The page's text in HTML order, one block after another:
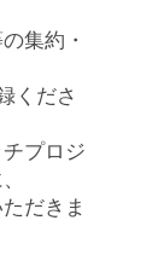
集約・
くださ
プロジ
だきま